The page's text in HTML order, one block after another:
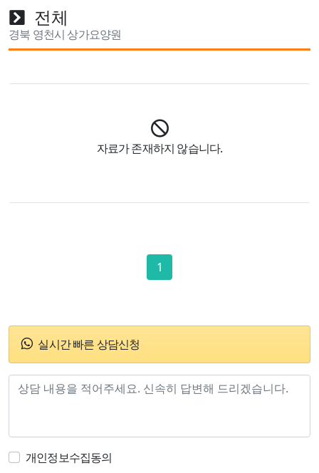
실시간 빠른 상담신청
개인정보수집동의
전체
경북 영천시 상가요양원
자료가 존재하지 않습니다.
1